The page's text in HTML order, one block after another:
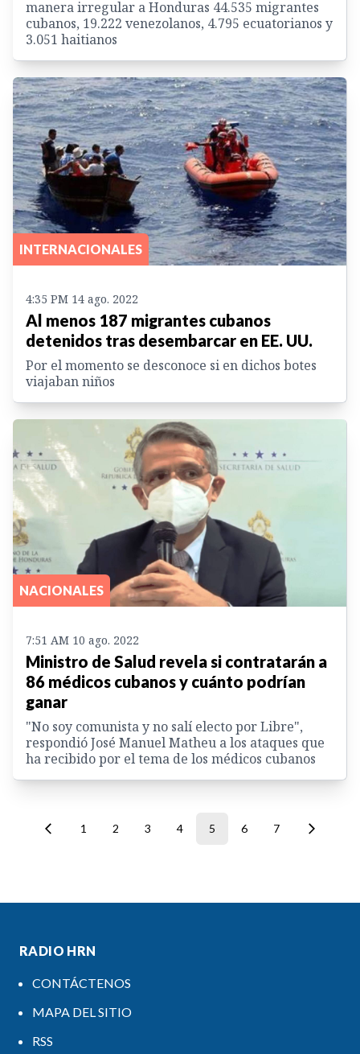
manera irregular a Honduras 44.535 migrantes
cubanos, 19.222 venezolanos, 4.795 ecuatorianos y
3.051 haitianos
INTERNACIONALES
4:35 PM 14 ago. 2022
Al menos 187 migrantes cubanos
detenidos tras desembarcar en EE. UU.
Por el momento se desconoce si en dichos botes
viajaban niños
NACIONALES
7:51 AM 10 ago. 2022
Ministro de Salud revela si contratarán a
86 médicos cubanos y cuánto podrían
ganar
"No soy comunista y no salí electo por Libre",
respondió José Manuel Matheu a los ataques que
ha recibido por el tema de los médicos cubanos
1 2 3 4 5 6 7
RADIO HRN
CONTÁCTENOS
MAPA DEL SITIO
RSS